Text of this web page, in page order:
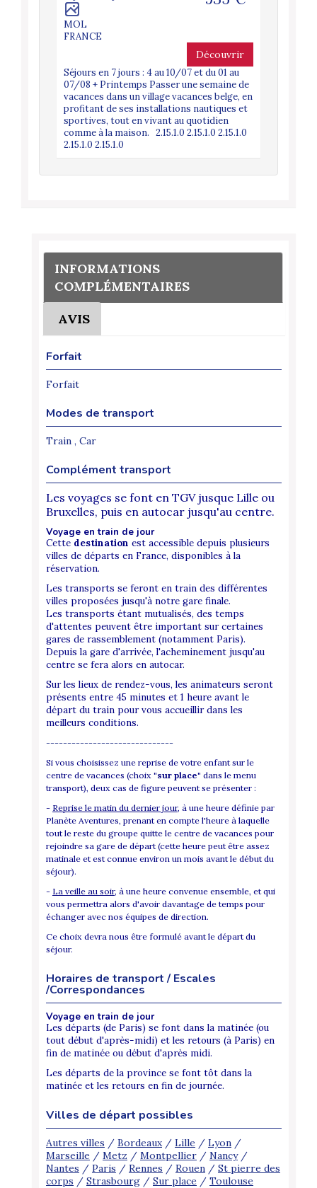
MOL
FRANCE
Découvrir
Séjours en 7 jours : 4 au 10/07 et du 01 au
07/08 + Printemps Passer une semaine de
vacances dans un village vacances belge, en
profitant de ses installations nautiques et
sportives, tout en vivant au quotidien
comme à la maison. 2.15.1.0 2.15.1.0 2.15.1.0
2.15.1.0 2.15.1.0
INFORMATIONS
COMPLÉMENTAIRES
AVIS
Forfait
Forfait
Modes de transport
Train , Car
Complément transport
Les voyages se font en TGV jusque Lille ou
Bruxelles, puis en autocar jusqu'au centre.
Voyage en train de jour
Cette destination est accessible depuis plusieurs
villes de départs en France, disponibles à la
réservation.
Les transports se feront en train des différentes
villes proposées jusqu'à notre gare finale.
Les transports étant mutualisés, des temps
d'attentes peuvent être important sur certaines
gares de rassemblement (notamment Paris).
Depuis la gare d'arrivée, l'acheminement jusqu'au
centre se fera alors en autocar.
Sur les lieux de rendez-vous, les animateurs seront
présents entre 45 minutes et 1 heure avant le
départ du train pour vous accueillir dans les
meilleurs conditions.
------------------------------
Si vous choisissez une reprise de votre enfant sur le
centre de vacances (choix "sur place" dans le menu
transport), deux cas de figure peuvent se présenter :
- Reprise le matin du dernier jour, à une heure définie par
Planète Aventures, prenant en compte l'heure à laquelle
tout le reste du groupe quitte le centre de vacances pour
rejoindre sa gare de départ (cette heure peut être assez
matinale et est connue environ un mois avant le début du
séjour).
- La veille au soir, à une heure convenue ensemble, et qui
vous permettra alors d'avoir davantage de temps pour
échanger avec nos équipes de direction.
Ce choix devra nous être formulé avant le départ du
séjour.
Horaires de transport / Escales
/Correspondances
Voyage en train de jour
Les départs (de Paris) se font dans la matinée (ou
tout début d'après-midi) et les retours (à Paris) en
fin de matinée ou début d'après midi.
Les départs de la province se font tôt dans la
matinée et les retours en fin de journée.
Villes de départ possibles
Autres villes / Bordeaux/ Lille / Lyon /
Marseille / Metz / Montpellier / Nancy/
Nantes / Paris / Rennes / Rouen / St pierre des
corps / Strasbourg / Sur place / Toulouse